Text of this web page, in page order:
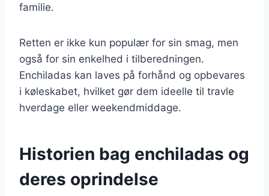
familie.
Retten er ikke kun populær for sin smag, men
også for sin enkelhed i tilberedningen.
Enchiladas kan laves på forhånd og opbevares
i køleskabet, hvilket gør dem ideelle til travle
hverdage eller weekendmiddage.
Historien bag enchiladas og
deres oprindelse